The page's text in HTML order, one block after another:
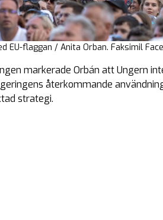
EU-flaggan / Anita Orban. Faksimil
markerade Orbán att Ungern
återkommande
strategi.